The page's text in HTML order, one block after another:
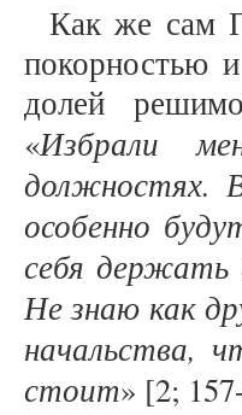
Как же сам
покорностью
долей
«Избрали
должностях.
особенно
себя
Не знаю как
начальства,
стоит» [2;